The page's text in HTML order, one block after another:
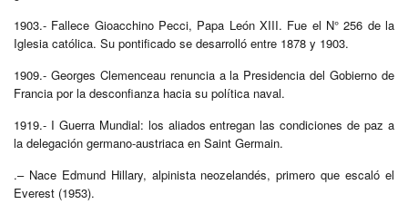
1903.- Fallece Gioacchino Pecci, Papa León XIII. Fue el N° 256 de la
Iglesia católica. Su pontificado se desarrolló entre 1878 y 1903.
1909.- Georges Clemenceau renuncia a la Presidencia del Gobierno de
Francia por la desconfianza hacia su política naval.
1919.- I Guerra Mundial: los aliados entregan las condiciones de paz a
la delegación germano-austriaca en Saint Germain.
.– Nace Edmund Hillary, alpinista neozelandés, primero que escaló el
Everest (1953).